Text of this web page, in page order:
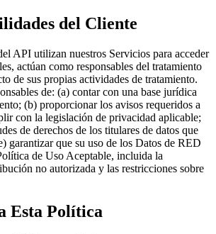
del Cliente
API utilizan nuestros Servicios para acceder
actúan como responsables del tratamiento
de sus propias actividades de tratamiento.
de: (a) contar con una base jurídica
(b) proporcionar los avisos requeridos a
con la legislación de privacidad aplicable;
de derechos de los titulares de datos que
garantizar que su uso de los Datos de RED
de Uso Aceptable, incluida la
no autorizada y las restricciones sobre
Esta Política